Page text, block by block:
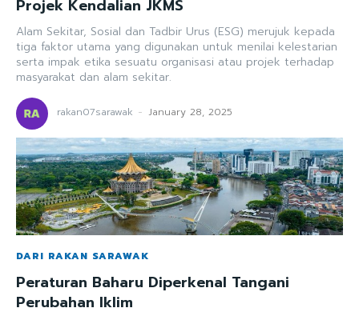
Projek Kendalian JKMS
Alam Sekitar, Sosial dan Tadbir Urus (ESG) merujuk kepada
tiga faktor utama yang digunakan untuk menilai kelestarian
serta impak etika sesuatu organisasi atau projek terhadap
masyarakat dan alam sekitar.
rakan07sarawak - January 28, 2025
DARI RAKAN SARAWAK
Peraturan Baharu Diperkenal Tangani
Perubahan Iklim